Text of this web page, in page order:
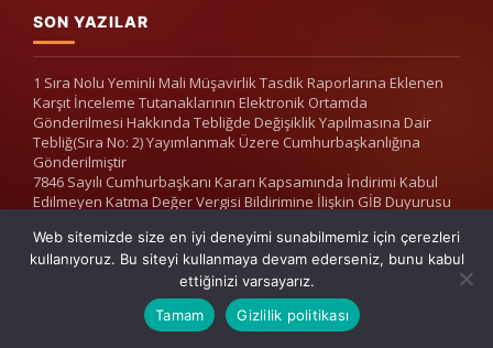
SON YAZILAR
1 Sıra Nolu Yeminli Mali Müşavirlik Tasdik Raporlarına Eklenen
Karşıt İnceleme Tutanaklarının Elektronik Ortamda
Gönderilmesi Hakkında Tebliğde Değişiklik Yapılmasına Dair
Tebliğ(Sıra No: 2) Yayımlanmak Üzere Cumhurbaşkanlığına
Gönderilmiştir
7846 Sayılı Cumhurbaşkanı Kararı Kapsamında İndirimi Kabul
Edilmeyen Katma Değer Vergisi Bildirimine İlişkin GİB Duyurusu
ADRESIMIZ
19 Mayıs Mah. 19 Mayıs Cad. UBM Plaza No:37/14 Şişli
Web sitemizde size en iyi deneyimi sunabilmemiz için çerezleri
kullanıyoruz. Bu siteyi kullanmaya devam ederseniz, bunu kabul
ettiğinizi varsayarız.
Tamam
Gizlilik politikası